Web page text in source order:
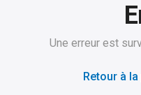
Une erreur est
Retour à